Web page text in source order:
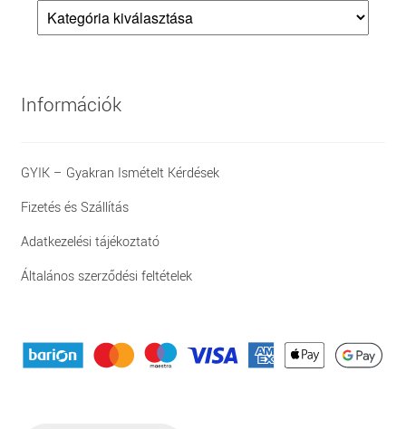
Információk
GYIK – Gyakran Ismételt Kérdések
Fizetés és Szállítás
Adatkezelési tájékoztató
Általános szerződési feltételek